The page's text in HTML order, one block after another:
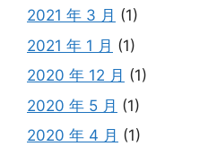
2021 年 3 月 (1)
2021 年 1 月 (1)
2020 年 12 月 (1)
2020 年 5 月 (1)
2020 年 4 月 (1)